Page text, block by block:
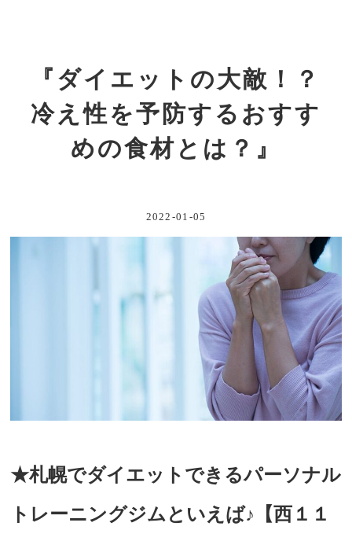
『ダイエットの大敵！？
冷え性を予防するおすす
めの食材とは？』
2022-01-05
★札幌でダイエットできるパーソナル
トレーニングジムといえば♪【西１１